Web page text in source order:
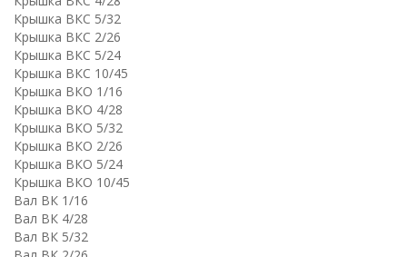
Крышка ВКC 5/32
Крышка ВКC 2/26
Крышка ВКC 5/24
Крышка ВКC 10/45
Крышка ВКО 1/16
Крышка ВКО 4/28
Крышка ВКО 5/32
Крышка ВКО 2/26
Крышка ВКО 5/24
Крышка ВКО 10/45
Вал ВК 1/16
Вал ВК 4/28
Вал ВК 5/32